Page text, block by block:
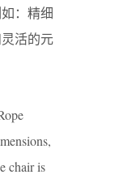
：精细
活的元
chair is